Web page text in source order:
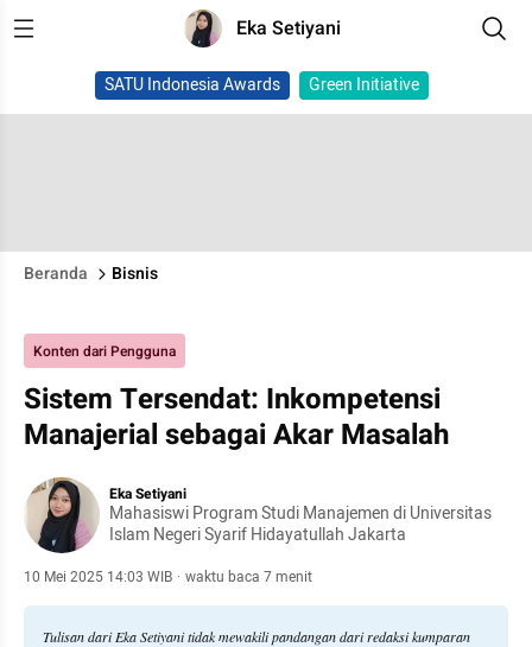
Eka Setiyani
SATU Indonesia Awards Green Initiative
Beranda Bisnis
Konten dari Pengguna
Sistem Tersendat: Inkompetensi
Manajerial sebagai Akar Masalah
Eka Setiyani
Mahasiswi Program Studi Manajemen di Universitas
Islam Negeri Syarif Hidayatullah Jakarta
10 Mei 2025 14:03 WIB · waktu baca 7 menit
Tulisan dari Eka Setiyani tidak mewakili pandangan dari redaksi kumparan